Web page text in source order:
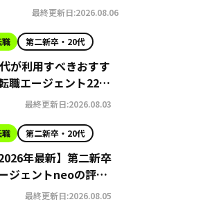
最終更新日:2026.08.06
職 第二新卒・20代
が利用すべきおすす
職エージェント22選
2026年最新】
最終更新日:2026.08.03
職 第二新卒・20代
2026年最新】第二新卒
ジェントneoの評判
やばい？Google口コ
最終更新日:2026.08.05